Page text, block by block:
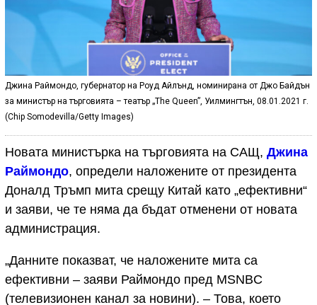
Джина Раймондо, губернатор на Роуд Айлънд, номинирана от Джо Байдън
за министър на търговията – театър „The Queen”, Уилмингтън, 08.01.2021 г.
(Chip Somodevilla/Getty Images)
Новата министърка на търговията на САЩ, Джина
Раймондо, определи наложените от президента
Доналд Тръмп мита срещу Китай като „ефективни“
и заяви, че те няма да бъдат отменени от новата
администрация.
„Данните показват, че наложените мита са
ефективни – заяви Раймондо пред MSNBC
(телевизионен канал за новини). – Това, което